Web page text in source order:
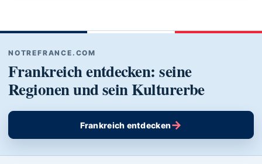
NOTREFRANCE.COM
Frankreich entdecken: seine
Regionen und sein Kulturerbe
Frankreich entdecken→